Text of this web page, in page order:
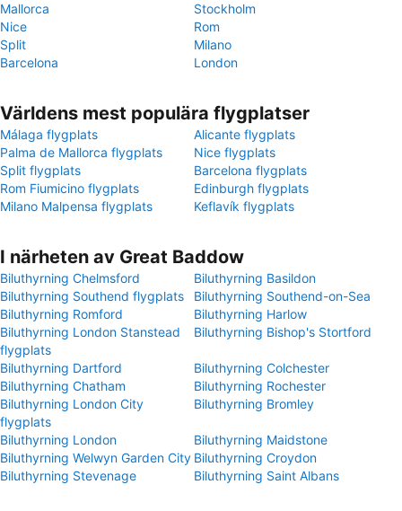
Mallorca
Stockholm
Nice
Rom
Split
Milano
Barcelona
London
Världens mest populära flygplatser
Málaga flygplats
Alicante flygplats
Palma de Mallorca flygplats
Nice flygplats
Split flygplats
Barcelona flygplats
Rom Fiumicino flygplats
Edinburgh flygplats
Milano Malpensa flygplats
Keflavík flygplats
I närheten av Great Baddow
Biluthyrning Chelmsford
Biluthyrning Basildon
Biluthyrning Southend flygplats
Biluthyrning Southend-on-Sea
Biluthyrning Romford
Biluthyrning Harlow
Biluthyrning London Stanstead
flygplats
Biluthyrning Bishop's Stortford
Biluthyrning Dartford
Biluthyrning Colchester
Biluthyrning Chatham
Biluthyrning Rochester
Biluthyrning London City
flygplats
Biluthyrning Bromley
Biluthyrning London
Biluthyrning Maidstone
Biluthyrning Welwyn Garden City Biluthyrning Croydon
Biluthyrning Stevenage
Biluthyrning Saint Albans